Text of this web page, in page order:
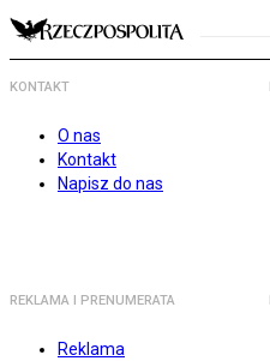
KONTAKT
O nas
Kontakt
Napisz do nas
REKLAMA I PRENUMERATA
Reklama